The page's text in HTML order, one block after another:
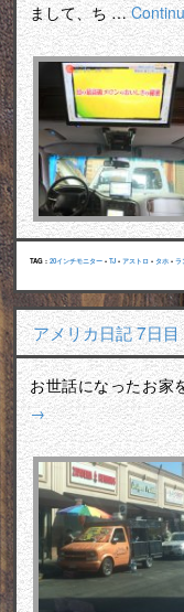
まして、ち …
TAG : 20インチモニター • TJ • アストロ • タホ • ラ
アメリカ日記 7日
お世話になった
→